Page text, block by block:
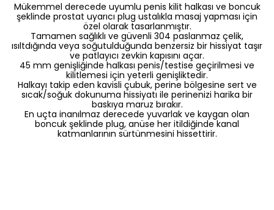
Mükemmel derecede uyumlu penis kilit halkası ve boncuk
şeklinde prostat uyarıcı plug ustalıkla masaj yapması için
özel olarak tasarlanmıştır.
Tamamen sağlıklı ve güvenli 304 paslanmaz çelik,
ısıltdığında veya soğutulduğunda benzersiz bir hissiyat taşır
ve patlayıcı zevkin kapısını açar.
45 mm genişliğinde halkası penis/testise geçirilmesi ve
kilitlemesi için yeterli genişliktedir.
Halkayı takip eden kavisli çubuk, perine bölgesine sert ve
sıcak/soğuk dokunuma hissiyatı ile perinenizi harika bir
baskıya maruz bırakır.
En uçta inanılmaz derecede yuvarlak ve kaygan olan
boncuk şeklinde plug, anüse her itildiğinde kanal
katmanlarının sürtünmesini hissettirir.